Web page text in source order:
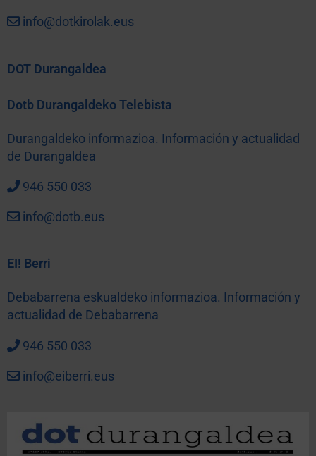
info@dotkirolak.eus
DOT Durangaldea
Dotb Durangaldeko Telebista
Durangaldeko informazioa. Información y actualidad
de Durangaldea
946 550 033
info@dotb.eus
EI! Berri
Debabarrena eskualdeko informazioa. Información y
actualidad de Debabarrena
946 550 033
info@eiberri.eus